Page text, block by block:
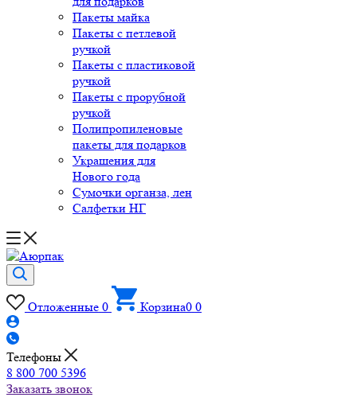
Пакеты майка
Пакеты с петлевой
ручкой
Пакеты с пластиковой
ручкой
Пакеты с прорубной
ручкой
Полипропиленовые
пакеты для подарков
Украшения для
Нового года
Сумочки органза, лен
Салфетки НГ
Отложенные 0 Корзина0 0
Телефоны
8 800 700 5396
Заказать звонок